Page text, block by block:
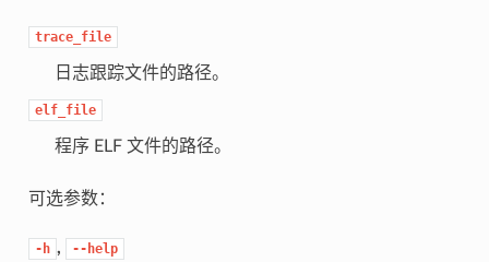
trace_file
日志跟踪文件的路径。
elf_file
程序 ELF 文件的路径。
可选参数：
-h , --help